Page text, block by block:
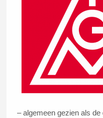
– algemeen gezien als